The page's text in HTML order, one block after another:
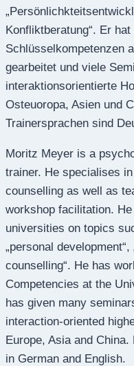
Konfliktberatung“. Er
Schlüsselkompetenzen
gearbeitet und viele
interaktionsorientierte
Osteuoropa, Asien und
Trainersprachen sind
Moritz Meyer is a
trainer. He specialises
counselling as well as
workshop facilitation.
universities on topics
„personal
counselling“. He has
Competencies at the
has given many
interaction-oriented
Europe, Asia and
in German and English.